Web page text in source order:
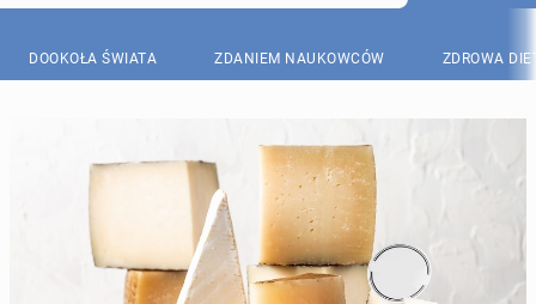
DOOKOŁA ŚWIATA ZDANIEM NAUKOWCÓW ZDROWA